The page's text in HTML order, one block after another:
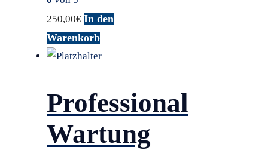
250,00€ In den
Warenkorb
Professional
Wartung